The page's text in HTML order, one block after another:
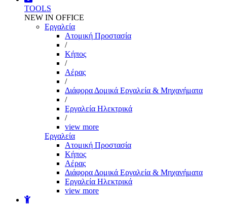
TOOLS
NEW IN OFFICE
Εργαλεία
Aτομική Προστασία
/
Kήπος
/
Αέρας
/
Διάφορα Δομικά Εργαλεία & Μηχανήματα
/
Εργαλεία Ηλεκτρικά
/
view more
Εργαλεία
Aτομική Προστασία
Kήπος
Αέρας
Διάφορα Δομικά Εργαλεία & Μηχανήματα
Εργαλεία Ηλεκτρικά
view more